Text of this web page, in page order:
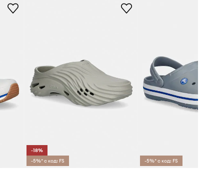
-18%
-5%* с код: FS
-5%* с код: FS